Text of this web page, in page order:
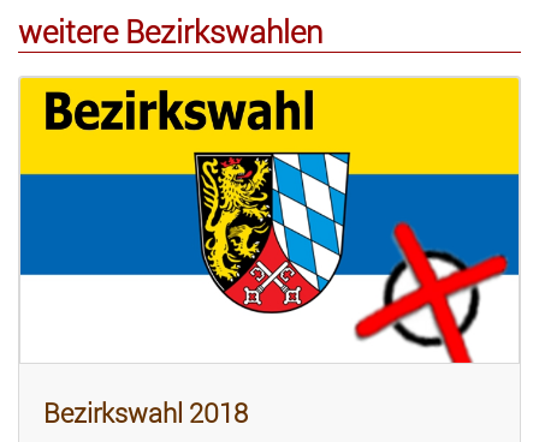
weitere Bezirkswahlen
Bezirkswahl 2018